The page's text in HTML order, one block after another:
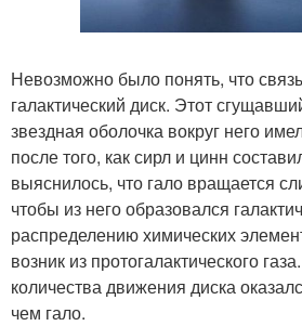
Невозможно было понять, что
галактический диск. Этот
звездная оболочка вокруг него
после того, как сирл и цинн
выяснилось, что гало вращается
чтобы из него образовался
распределению химических
возник из протогалактического
количества движения диска
чем гало.